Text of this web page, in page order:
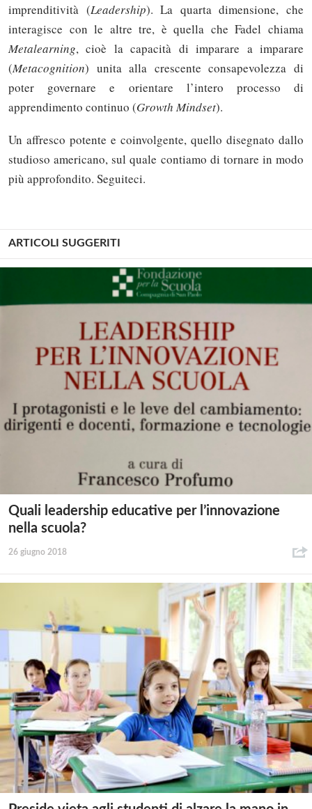
imprenditività (Leadership). La quarta dimensione, che
interagisce con le altre tre, è quella che Fadel chiama
Metalearning, cioè la capacità di imparare a imparare
(Metacognition) unita alla crescente consapevolezza di
poter governare e orientare l’intero processo di
apprendimento continuo (Growth Mindset).
Un affresco potente e coinvolgente, quello disegnato dallo
studioso americano, sul quale contiamo di tornare in modo
più approfondito. Seguiteci.
ARTICOLI SUGGERITI
Quali leadership educative per l’innovazione
nella scuola?
26 giugno 2018